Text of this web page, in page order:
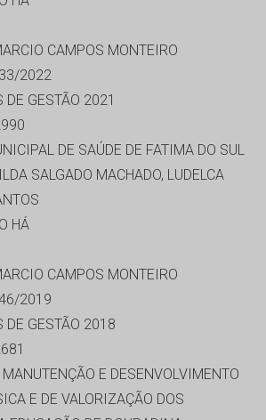
CAMPOS MONTEIRO
2022
DE GESTÃO 2021
DE SAÚDE DE FATIMA DO SUL
ILDA SALGADO MACHADO, LUDELCA
HÁ
CAMPOS MONTEIRO
2019
DE GESTÃO 2018
MANUTENÇÃO E DESENVOLVIMENTO
E DE VALORIZAÇÃO DOS